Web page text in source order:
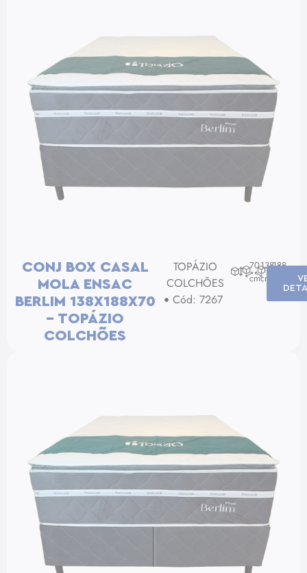
CONJ BOX CASAL
MOLA ENSAC
BERLIM 138X188X70
– TOPÁZIO
COLCHÕES
TOPÁZIO
COLCHÕES
Cód: 7267
70
cm
138
cm
188